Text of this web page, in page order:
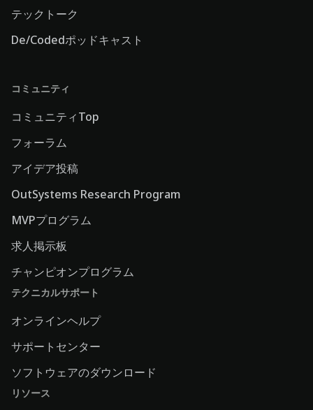
テックトーク
De/Codedポッドキャスト
コミュニティ
コミュニティTop
フォーラム
アイデア投稿
OutSystems Research Program
MVPプログラム
求人掲示板
チャンピオンプログラム
テクニカルサポート
オンラインヘルプ
サポートセンター
ソフトウェアのダウンロード
リソース